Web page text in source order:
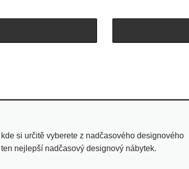
si určitě vyberete z nadčasového designového
nejlepší nadčasový designový nábytek.